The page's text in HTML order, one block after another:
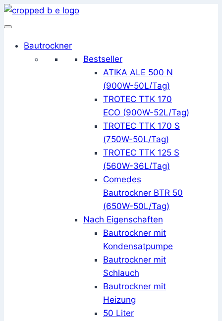
Zum
Inhalt
Bautrockner
Bestseller
ATIKA ALE 500 N
(900W-50L/Tag)
TROTEC TTK 170
ECO (900W-52L/Tag)
TROTEC TTK 170 S
(750W-50L/Tag)
TROTEC TTK 125 S
(560W-36L/Tag)
Comedes
Bautrockner BTR 50
(650W-50L/Tag)
Nach Eigenschaften
Bautrockner mit
Kondensatpumpe
Bautrockner mit
Schlauch
Bautrockner mit
Heizung
50 Liter